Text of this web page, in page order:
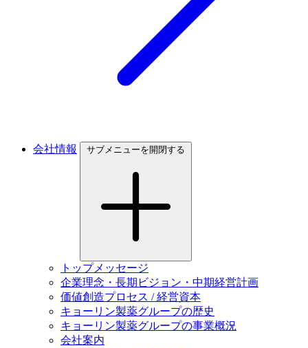
会社情報 サブメニューを開閉する
トップメッセージ
企業理念・長期ビジョン・中期経営計画
価値創造プロセス / 経営資本
キョーリン製薬グループの歴史
キョーリン製薬グループの事業概況
会社案内